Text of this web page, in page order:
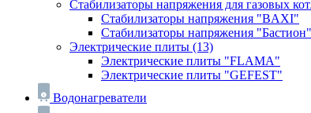
Стабилизаторы напряжения для газовых
Стабилизаторы напряжения "BAXI"
Стабилизаторы напряжения "Бастион"
Электрические плиты (13)
Электрические плиты "FLAMA"
Электрические плиты "GEFEST"
Водонагреватели